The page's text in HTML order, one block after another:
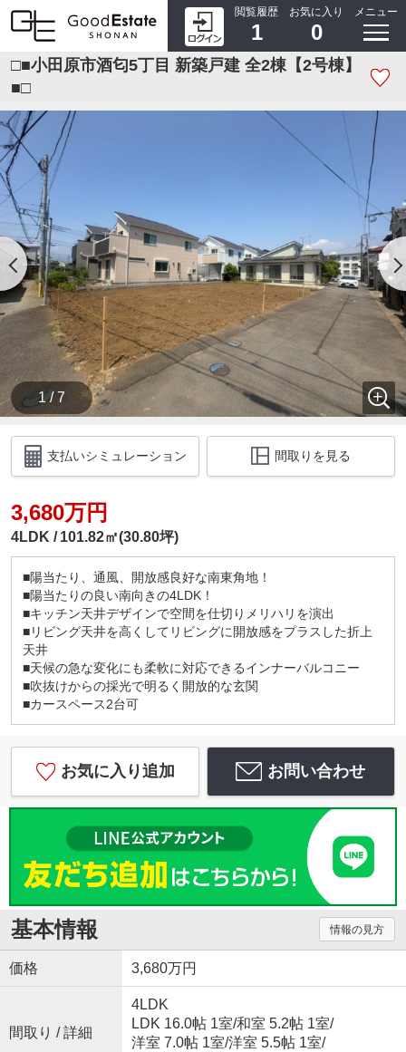
閲覧履歴
1
お気に入り
0
メニュー
□■小田原市酒匂5丁目 新築戸建 全2棟【2号棟】
■□
1 / 7
支払いシミュレーション 間取りを見る
3,680万円
4LDK 101.82㎡(30.80坪)
■陽当たり、通風、開放感良好な南東角地！
■陽当たりの良い南向きの4LDK！
■キッチン天井デザインで空間を仕切りメリハリを演出
■リビング天井を高くしてリビングに開放感をプラスした折上
天井
■天候の急な変化にも柔軟に対応できるインナーバルコニー
■吹抜けからの採光で明るく開放的な玄関
■カースペース2台可
お気に入り追加 お問い合わせ
基本情報 情報の見方
価格 3,680万円
間取り / 詳細
4LDK
LDK 16.0帖 1室/和室 5.2帖 1室/
洋室 7.0帖 1室/洋室 5.5帖 1室/